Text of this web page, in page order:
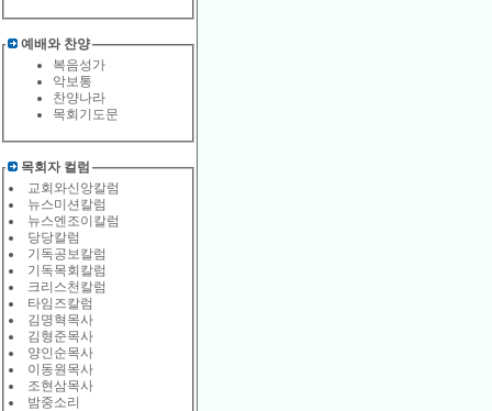
예배와 찬양
복음성가
악보통
찬양나라
목회기도문
목회자 컬럼
교회와신앙칼럼
뉴스미션칼럼
뉴스엔조이칼럼
당당칼럼
기독공보칼럼
기독목회칼럼
크리스천칼럼
타임즈칼럼
김명혁목사
김형준목사
양인순목사
이동원목사
조현삼목사
밤중소리